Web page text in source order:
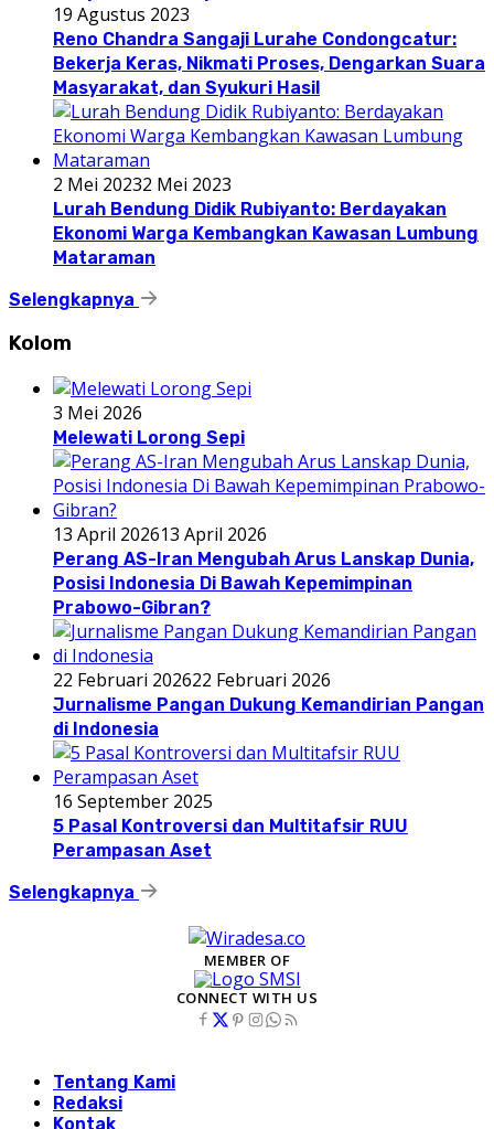
19 Agustus 2023
Reno Chandra Sangaji Lurahe Condongcatur:
Bekerja Keras, Nikmati Proses, Dengarkan Suara
Masyarakat, dan Syukuri Hasil
2 Mei 20232 Mei 2023
Lurah Bendung Didik Rubiyanto: Berdayakan
Ekonomi Warga Kembangkan Kawasan Lumbung
Mataraman
Selengkapnya
Kolom
3 Mei 2026
Melewati Lorong Sepi
13 April 202613 April 2026
Perang AS-Iran Mengubah Arus Lanskap Dunia,
Posisi Indonesia Di Bawah Kepemimpinan
Prabowo-Gibran?
22 Februari 202622 Februari 2026
Jurnalisme Pangan Dukung Kemandirian Pangan
di Indonesia
16 September 2025
5 Pasal Kontroversi dan Multitafsir RUU
Perampasan Aset
Selengkapnya
MEMBER OF
CONNECT WITH US
Tentang Kami
Redaksi
Kontak